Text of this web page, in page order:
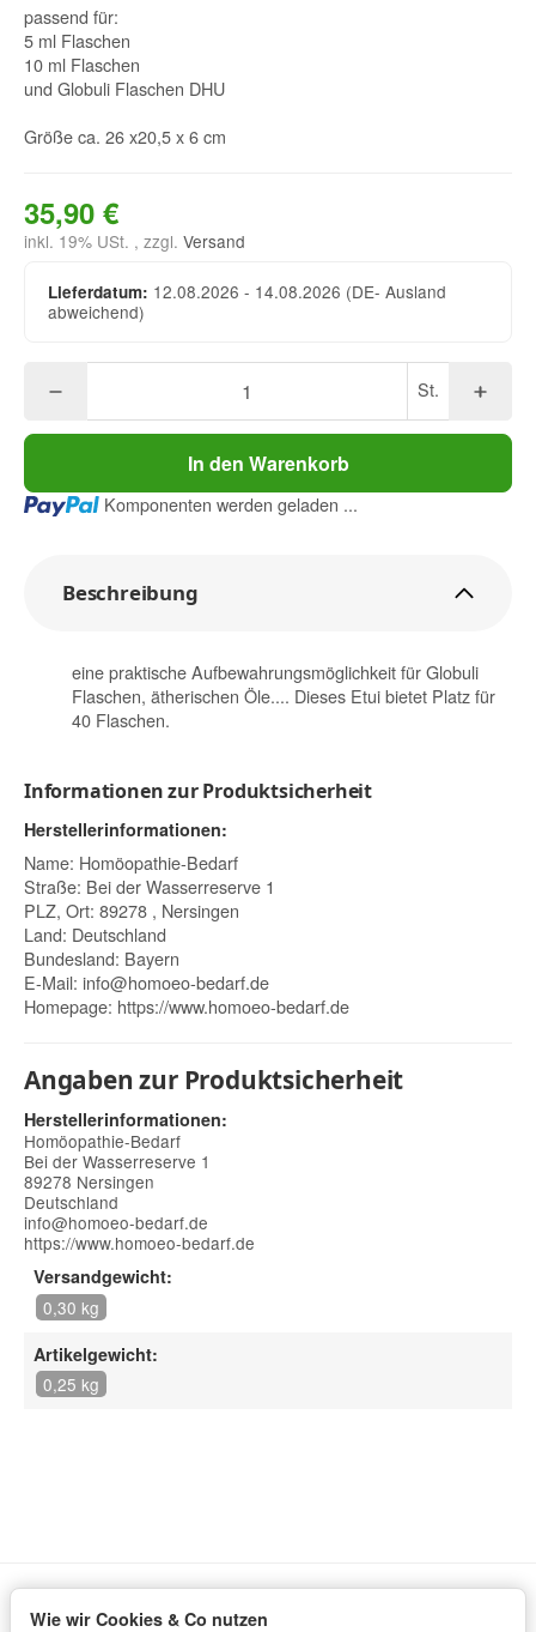
passend für:
5 ml Flaschen
10 ml Flaschen
und Globuli Flaschen DHU
Größe ca. 26 x20,5 x 6 cm
35,90 €
inkl. 19% USt. , zzgl. Versand
Lieferdatum: 12.08.2026 - 14.08.2026 (DE- Ausland
abweichend)
St.
In den Warenkorb
Loading... Komponenten werden geladen ...
Beschreibung
eine praktische Aufbewahrungsmöglichkeit für Globuli
Flaschen, ätherischen Öle.... Dieses Etui bietet Platz für
40 Flaschen.
Informationen zur Produktsicherheit
Herstellerinformationen:
Name: Homöopathie-Bedarf
Straße: Bei der Wasserreserve 1
PLZ, Ort: 89278 , Nersingen
Land: Deutschland
Bundesland: Bayern
E-Mail: info@homoeo-bedarf.de
Homepage: https://www.homoeo-bedarf.de
Angaben zur Produktsicherheit
Herstellerinformationen:
Homöopathie-Bedarf
Bei der Wasserreserve 1
89278 Nersingen
Deutschland
info@homoeo-bedarf.de
https://www.homoeo-bedarf.de
Versandgewicht:
0,30 kg
Artikelgewicht:
0,25 kg
Informationen
Wie wir Cookies & Co nutzen